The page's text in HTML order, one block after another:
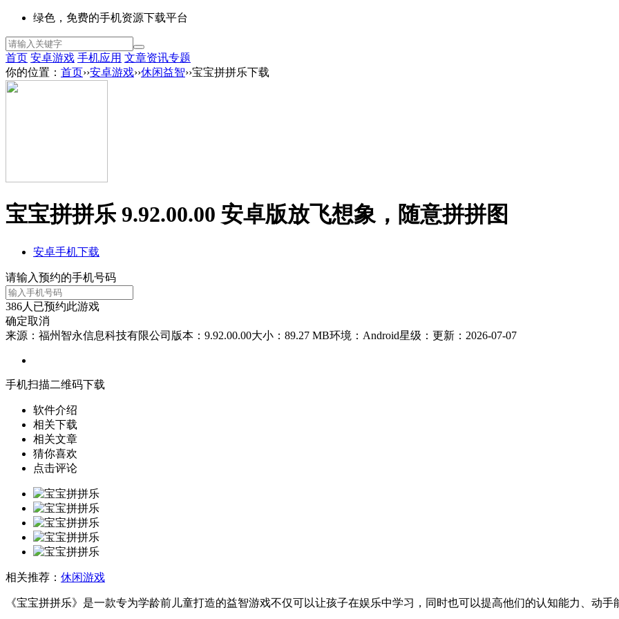
绿色，免费的手机资源下载平台
首页 安卓游戏 手机应用 文章资讯专题
你的位置： 首页››安卓游戏››休闲益智››宝宝拼拼乐下载
宝宝拼拼乐 9.92.00.00 安卓版放飞想象，随意拼拼图
安卓手机下载
请输入预约的手机号码
386人已预约此游戏
确定取消
来源：福州智永信息科技有限公司 版本：9.92.00.00大小：89.27 MB环境：Android星级： 更新：2026-07-07
手机扫描二维码下载
软件介绍
相关下载
相关文章
猜你喜欢
点击评论
相关推荐： 休闲游戏
《宝宝拼拼乐》是一款专为学龄前儿童打造的益智游戏不仅可以让孩子在娱乐中学习，同时也可以提高他们的认知能力、动手